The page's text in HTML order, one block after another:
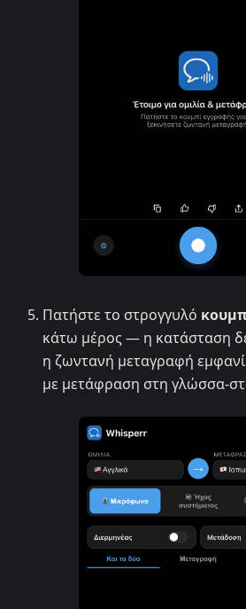
Πατήστε το στρογγυλό
κάτω μέρος — η κατάσταση
η ζωντανή μεταγραφή
με μετάφραση στη γλώσσα-